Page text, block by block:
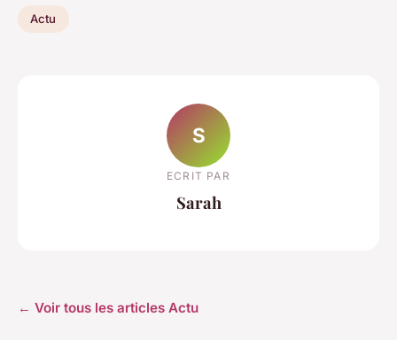
Actu
S
ECRIT PAR
Sarah
← Voir tous les articles Actu